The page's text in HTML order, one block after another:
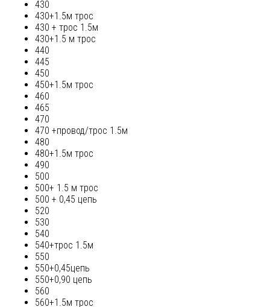
430
430+1.5м трос
430 + трос 1.5м
430+1.5 м трос
440
445
450
450+1.5м трос
460
465
470
470 +провод/трос 1.5м
480
480+1.5м трос
490
500
500+ 1.5 м трос
500 + 0,45 цепь
520
530
540
540+трос 1.5м
550
550+0,45цепь
550+0,90 цепь
560
560+1.5м трос